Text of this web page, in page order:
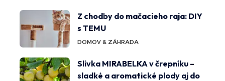
Z chodby do mačacieho raja: DIY
s TEMU
DOMOV & ZÁHRADA
Slivka MIRABELKA v črepníku –
sladké a aromatické plody aj do